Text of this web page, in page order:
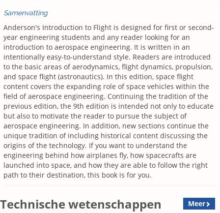
Samenvatting
Anderson's Introduction to Flight is designed for first or second-
year engineering students and any reader looking for an
introduction to aerospace engineering. It is written in an
intentionally easy-to-understand style. Readers are introduced
to the basic areas of aerodynamics, flight dynamics, propulsion,
and space flight (astronautics). In this edition, space flight
content covers the expanding role of space vehicles within the
field of aerospace engineering. Continuing the tradition of the
previous edition, the 9th edition is intended not only to educate
but also to motivate the reader to pursue the subject of
aerospace engineering. In addition, new sections continue the
unique tradition of including historical content discussing the
origins of the technology. If you want to understand the
engineering behind how airplanes fly, how spacecrafts are
launched into space, and how they are able to follow the right
path to their destination, this book is for you.
Technische wetenschappen Meer